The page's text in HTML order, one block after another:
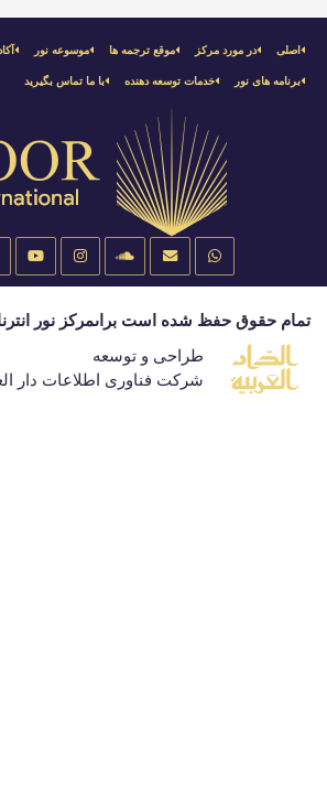
در مورد مركز موقع ترجمه ها موسوعه نور آکادمی نور
هاى نور خدمات توسعه دهنده با ما تماس بگیرید
حفظ شده است براىمركز نور انترناشيونال ©2019-
طراحی و توسعه
شرکت فناوری اطلاعات دار العرب